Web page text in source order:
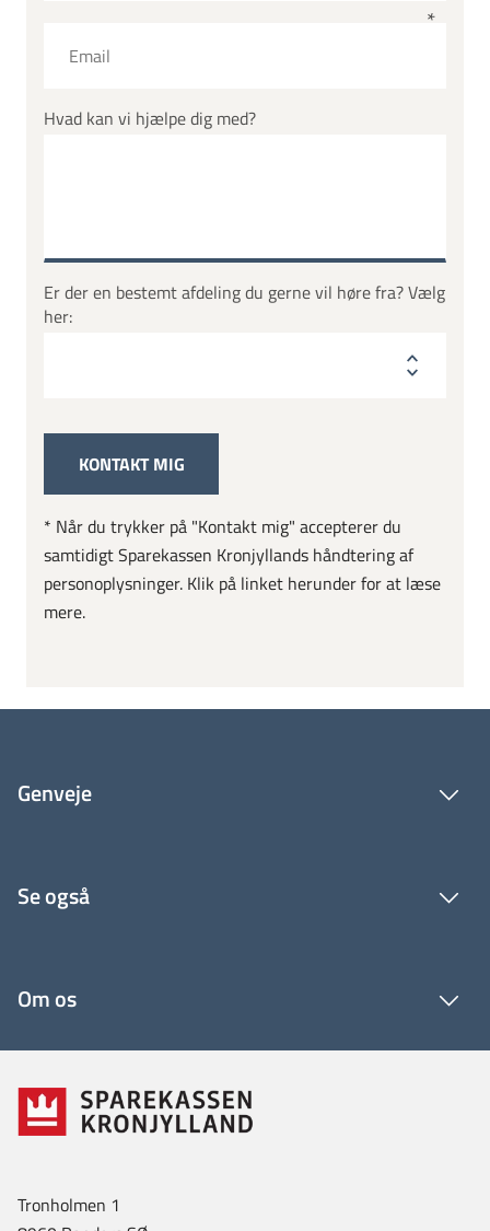
Hvad kan vi hjælpe dig med?
Er der en bestemt afdeling du gerne vil høre fra? Vælg
her:
* Når du trykker på "Kontakt mig" accepterer du
samtidigt Sparekassen Kronjyllands håndtering af
personoplysninger. Klik på linket herunder for at læse
mere.
Genveje
Se også
Om os
Tronholmen 1